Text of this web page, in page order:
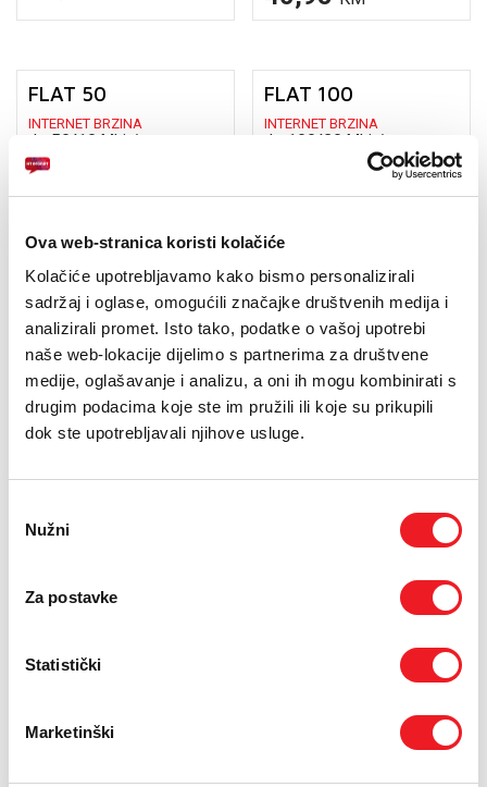
Ova web-stranica koristi kolačiće
Kolačiće upotrebljavamo kako bismo personalizirali
sadržaj i oglase, omogućili značajke društvenih medija i
analizirali promet. Isto tako, podatke o vašoj upotrebi
naše web-lokacije dijelimo s partnerima za društvene
medije, oglašavanje i analizu, a oni ih mogu kombinirati s
drugim podacima koje ste im pružili ili koje su prikupili
dok ste upotrebljavali njihove usluge.
pristanka
Nužni
Za postavke
Statistički
Marketinški
FLAT 50
INTERNET BRZINA
do 50/10 Mbit/s
MJESEČNA PRETPLATA
1,17KM
za svaki naredni mjesec
45,63 KM
FLAT 100
INTERNET BRZINA
do 100/20Mbit/s
MJESEČNA PRETPLATA
1,17
za svaki naredni mjesec
52,65KM
FLAT 200
INTERNET BRZINA
do200/40Mbit/s
uz ugovor na 24 mjeseca za
1,17
za svaki naredni mjesec
Priključna pristojba i najam modema
na neodređeno
na 12 mjeseci
Cijena (KM)
mjeseca